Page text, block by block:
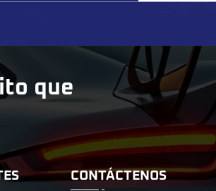
que
CONTÁCTENOS